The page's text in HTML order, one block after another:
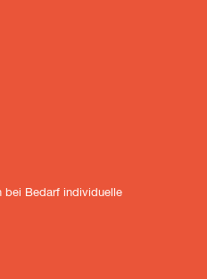
bei Bedarf individuelle